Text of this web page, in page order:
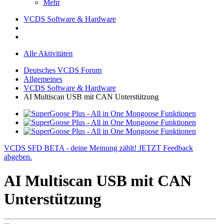
Mehr
VCDS Software & Hardware
Alle Aktivitäten
Deutsches VCDS Forum
Allgemeines
VCDS Software & Hardware
AI Multiscan USB mit CAN Unterstützung
VCDS SFD BETA - deine Meinung zählt! JETZT Feedback
abgeben.
AI Multiscan USB mit CAN
Unterstützung